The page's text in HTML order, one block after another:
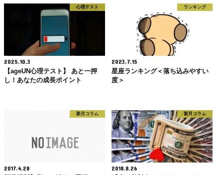
心理テスト
2025.10.3
【ageUN心理テスト】 あと一押
し！あなたの成長ポイント
ランキング
2023.7.15
星座ランキング＜落ち込みやすい
度＞
新月コラム
2017.4.28
新月コラム
2018.8.26